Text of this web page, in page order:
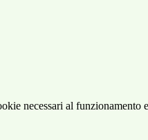
necessari al funzionamento